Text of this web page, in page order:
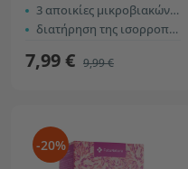
3 αποικίες μικροβιακών καλλιεργειών
διατήρηση της ισορροπίας της χλωρίδας
7,99 € 9,99 €
-20%